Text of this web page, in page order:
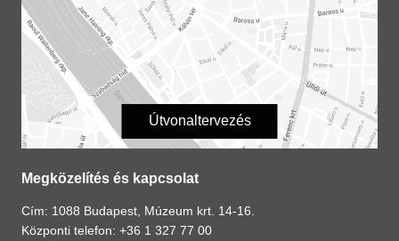
Útvonaltervezés
Megközelítés és kapcsolat
Cím: 1088 Budapest, Múzeum krt. 14-16.
Központi telefon: +36 1 327 77 00